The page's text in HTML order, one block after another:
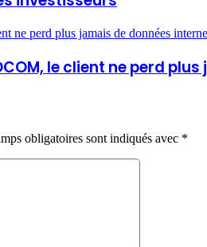
perd plus jamais de données
le client ne perd
obligatoires sont indiqués avec *